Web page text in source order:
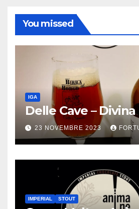
You missed
IGA
Delle Cave – Divina
23 NOVEMBRE 2023
IMPERIAL STOUT